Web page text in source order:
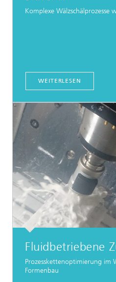
Komplexe Wälzschälprozesse
WEITERLESEN
Fluidbetriebene
Prozesskettenoptimierung im
Formenbau